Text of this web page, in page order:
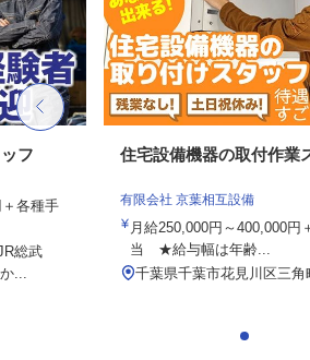
フ
各種手
総武
...
住宅設備機器の取付作業
有限会社 京葉相互設備
月給250,000円～400,000円
当 ★給与幅は年齢...
千葉県千葉市花見川区三角